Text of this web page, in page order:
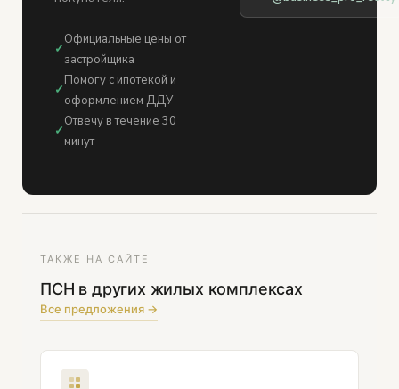
✓
Официальные цены от
застройщика
✓
Помогу с ипотекой и
оформлением ДДУ
✓
Отвечу в течение 30
минут
ТАКЖЕ НА САЙТЕ
ПСН в других жилых комплексах
Все предложения →